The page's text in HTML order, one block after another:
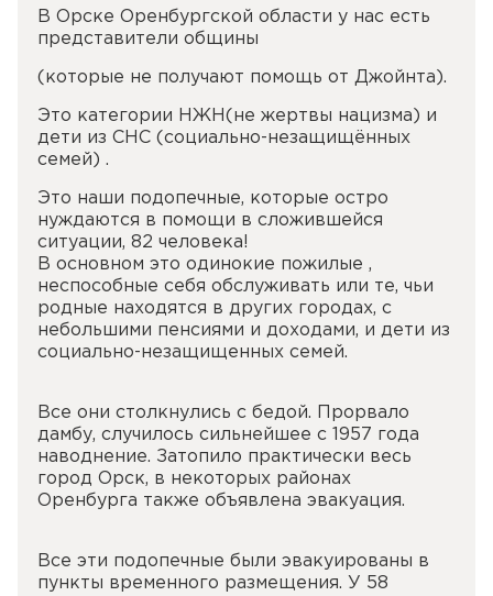
В Орске Оренбургской области у нас есть
представители общины
(которые не получают помощь от Джойнта).
Это категории НЖН(не жертвы нацизма) и
дети из СНС (социально-незащищённых
семей) .
Это наши подопечные, которые остро
нуждаются в помощи в сложившейся
ситуации, 82 человека!
В основном это одинокие пожилые ,
неспособные себя обслуживать или те, чьи
родные находятся в других городах, с
небольшими пенсиями и доходами, и дети из
социально-незащищенных семей.
Все они столкнулись с бедой. Прорвало
дамбу, случилось сильнейшее с 1957 года
наводнение. Затопило практически весь
город Орск, в некоторых районах
Оренбурга также объявлена эвакуация.
Все эти подопечные были эвакуированы в
пункты временного размещения. У 58